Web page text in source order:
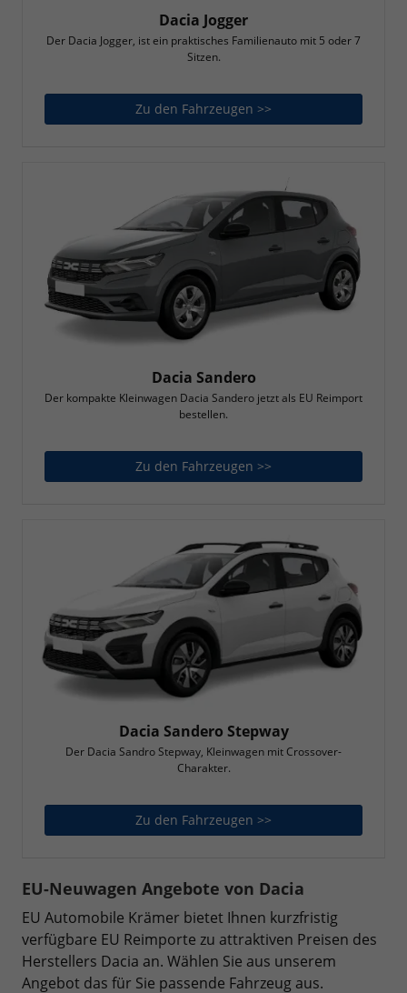
Dacia Jogger
Der Dacia Jogger, ist ein praktisches Familienauto mit 5 oder 7
Sitzen.
Zu den Fahrzeugen >>
Dacia Sandero
Der kompakte Kleinwagen Dacia Sandero jetzt als EU Reimport
bestellen.
Zu den Fahrzeugen >>
Dacia Sandero Stepway
Der Dacia Sandro Stepway, Kleinwagen mit Crossover-
Charakter.
Zu den Fahrzeugen >>
EU-Neuwagen Angebote von Dacia
EU Automobile Krämer bietet Ihnen kurzfristig
verfügbare EU Reimporte zu attraktiven Preisen des
Herstellers Dacia an. Wählen Sie aus unserem
Angebot das für Sie passende Fahrzeug aus.